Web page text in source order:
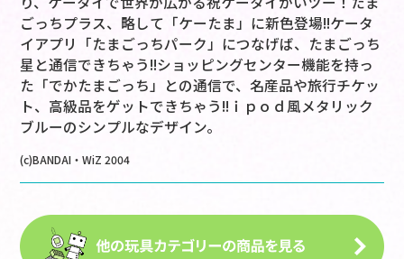
ごっちプラス、略して「ケーたま」に新色登場!!ケータ
イアプリ「たまごっちパーク」につなげば、たまごっち
星と通信できちゃう!!ショッピングセンター機能を持っ
た「でかたまごっち」との通信で、名産品や旅行チケッ
ト、高級品をゲットできちゃう!!ｉｐｏｄ風メタリック
ブルーのシンプルなデザイン。
(c)BANDAI・WiZ 2004